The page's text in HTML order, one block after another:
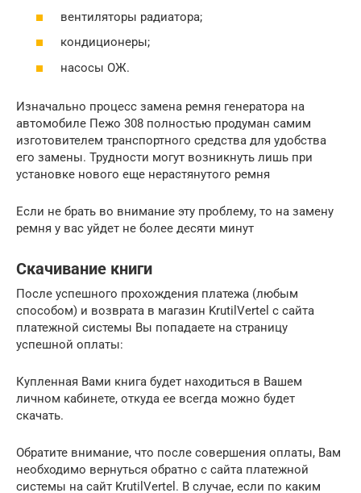
вентиляторы радиатора;
кондиционеры;
насосы ОЖ.
Изначально процесс замена ремня генератора на
автомобиле Пежо 308 полностью продуман самим
изготовителем транспортного средства для удобства
его замены. Трудности могут возникнуть лишь при
установке нового еще нерастянутого ремня
Если не брать во внимание эту проблему, то на замену
ремня у вас уйдет не более десяти минут
Скачивание книги
После успешного прохождения платежа (любым
способом) и возврата в магазин KrutilVertel с сайта
платежной системы Вы попадаете на страницу
успешной оплаты:
Купленная Вами книга будет находиться в Вашем
личном кабинете, откуда ее всегда можно будет
скачать.
Обратите внимание, что после совершения оплаты, Вам
необходимо вернуться обратно с сайта платежной
системы на сайт KrutilVertel. В случае, если по каким